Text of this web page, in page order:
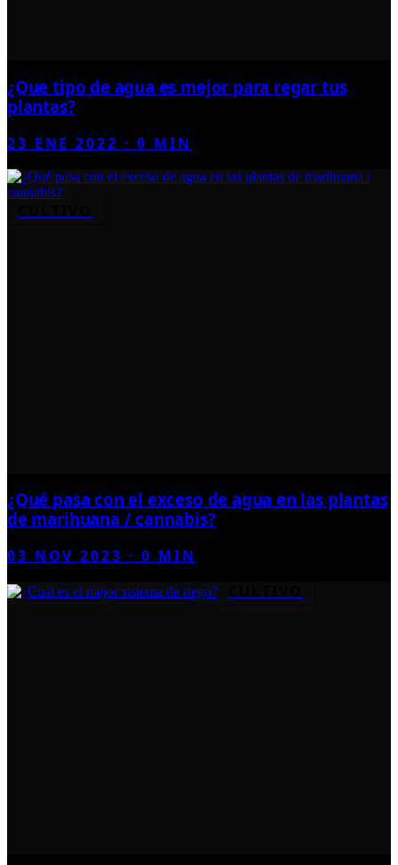
¿Que tipo de agua es mejor para regar tus
plantas?
23 ENE 2022 ·0 MIN
¿Qué pasa con el exceso de agua en las plantas
de marihuana / cannabis?
03 NOV 2023 ·0 MIN